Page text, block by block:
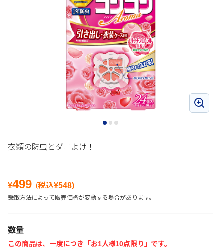
衣類の防虫とダニよけ！
¥499 (税込¥548)
受取方法によって販売価格が変動する場合があります。
数量
この商品は、一度につき「お1人様10点限り」です。